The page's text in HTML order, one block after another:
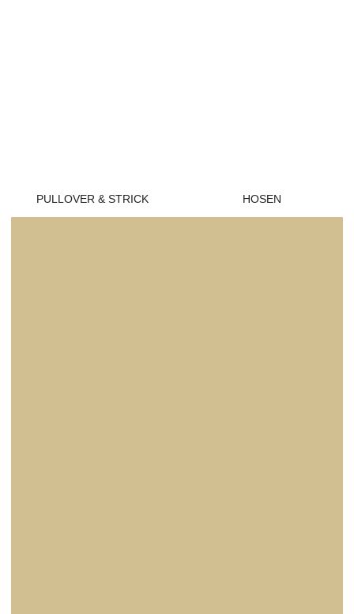
PULLOVER & STRICK HOSEN